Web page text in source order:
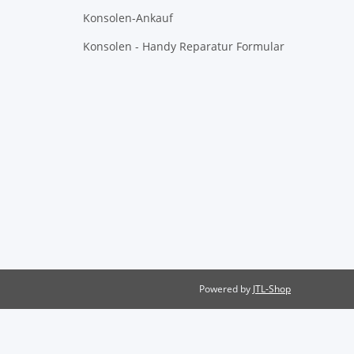
Konsolen-Ankauf
Konsolen - Handy Reparatur Formular
Powered by JTL-Shop